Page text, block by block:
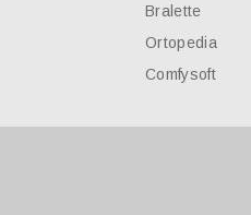
Bralette
Ortopedia
Comfysoft